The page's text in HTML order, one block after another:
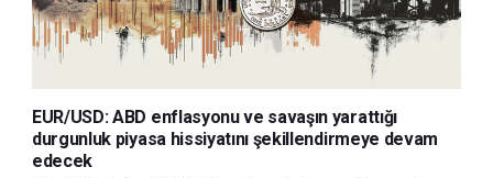
EUR/USD: ABD enflasyonu ve savaşın yarattığı
durgunluk piyasa hissiyatını şekillendirmeye devam
edecek